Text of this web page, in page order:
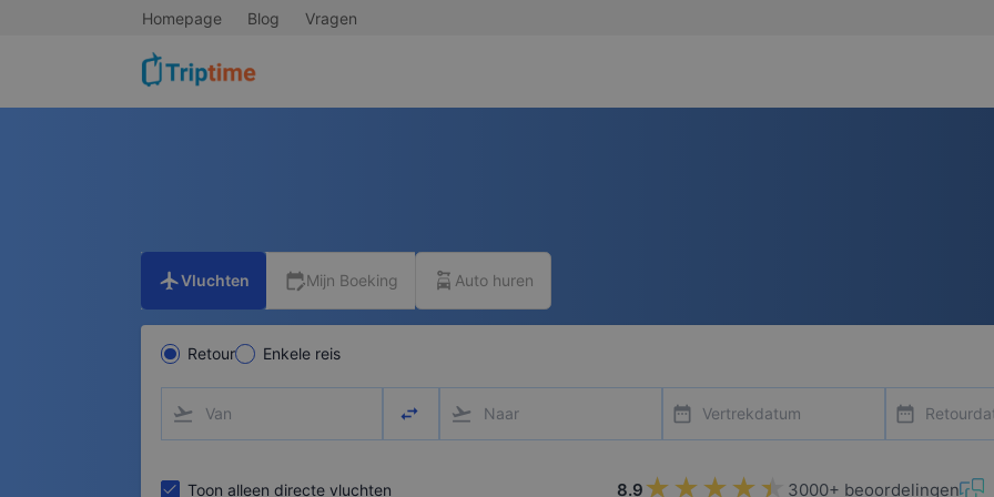
Homepage Blog Vragen
flightVluchten edit_calendarMijn Boeking car_rental Auto huren
Retour Enkele reis
flight_takeoff swap_horizontal
flight_takeoff date_range date_range
Toon alleen directe vluchten 8.9 ★★★★★
★★★★★ 3000+ beoordelingen